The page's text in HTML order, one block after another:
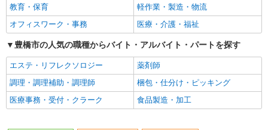
教育・保育
軽作業・製造・物流
オフィスワーク・事務
医療・介護・福祉
豊橋市の人気の職種からバイト・アルバイト・パートを探す
エステ・リフレクソロジー
薬剤師
調理・調理補助・調理師
梱包・仕分け・ピッキング
医療事務・受付・クラーク
食品製造・加工